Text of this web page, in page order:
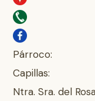
Párroco:
Capillas:
Ntra. Sra. del